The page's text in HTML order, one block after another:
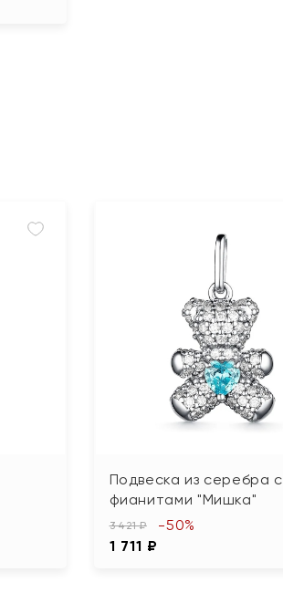
Подвеска из серебра с
фианитами "Мишка"
3 421 ₽
1 711 ₽
-50%